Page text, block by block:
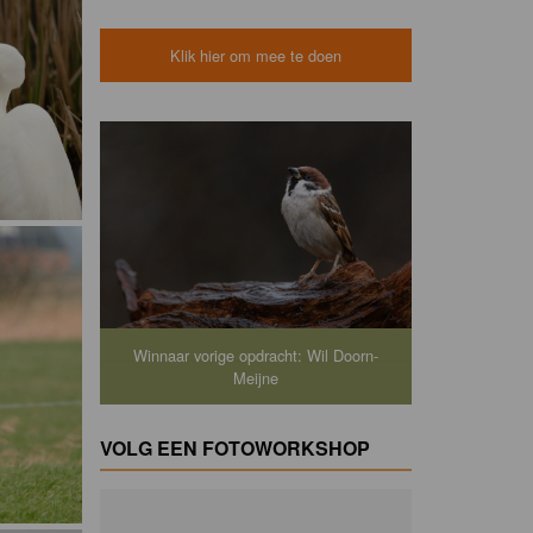
Klik hier om mee te doen
Winnaar vorige opdracht: Wil Doorn-
Meijne
VOLG EEN FOTOWORKSHOP